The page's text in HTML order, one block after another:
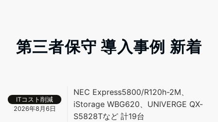
第三者保守 導入事例 新着
ITコスト削減
2026年8月6日
NEC Express5800/R120h-2M、
iStorage WBG620、UNIVERGE QX-
S5828Tなど 計19台